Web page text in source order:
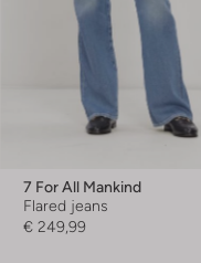
7 For All Mankind
Flared jeans
€ 249,99